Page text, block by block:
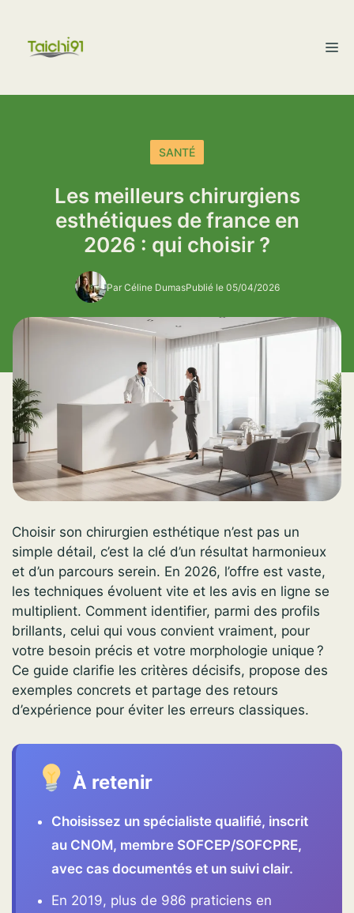
contenu
SANTÉ
Les meilleurs chirurgiens
esthétiques de france en
2026 : qui choisir ?
Par Céline DumasPublié le 05/04/2026
Choisir son chirurgien esthétique n’est pas un
simple détail, c’est la clé d’un résultat harmonieux
et d’un parcours serein. En 2026, l’offre est vaste,
les techniques évoluent vite et les avis en ligne se
multiplient. Comment identifier, parmi des profils
brillants, celui qui vous convient vraiment, pour
votre besoin précis et votre morphologie unique ?
Ce guide clarifie les critères décisifs, propose des
exemples concrets et partage des retours
d’expérience pour éviter les erreurs classiques.
À retenir
Choisissez un spécialiste qualifié, inscrit
au CNOM, membre SOFCEP/SOFCPRE,
avec cas documentés et un suivi clair.
En 2019, plus de 986 praticiens en